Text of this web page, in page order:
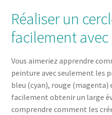
Mon compte
Réaliser un
facilement
Vous aimeriez apprendre
peinture avec seulement les
bleu (cyan), rouge (magenta)
facilement obtenir un large
comprendre comment les